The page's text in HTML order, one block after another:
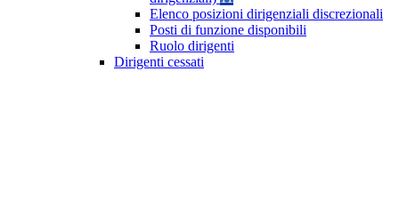
Elenco posizioni dirigenziali discrezionali
Posti di funzione disponibili
Ruolo dirigenti
Dirigenti cessati